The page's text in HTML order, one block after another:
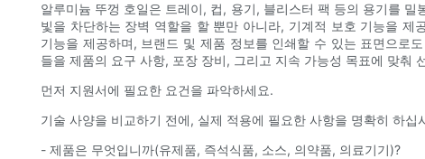
알루미늄 뚜껑 호일은 트레이, 컵, 용기, 블리스터 팩 등의 용기를
빛을 차단하는 장벽 역할을 할 뿐만 아니라, 기계적 보호 기능을
기능을 제공하며, 브랜드 및 제품 정보를 인쇄할 수 있는 표면으로
들을 제품의 요구 사항, 포장 장비, 그리고 지속 가능성 목표에 맞춰
먼저 지원서에 필요한 요건을 파악하세요.
기술 사양을 비교하기 전에, 실제 적용에 필요한 사항을 명확히 하십
- 제품은 무엇입니까(유제품, 즉석식품, 소스, 의약품, 의료기기)?